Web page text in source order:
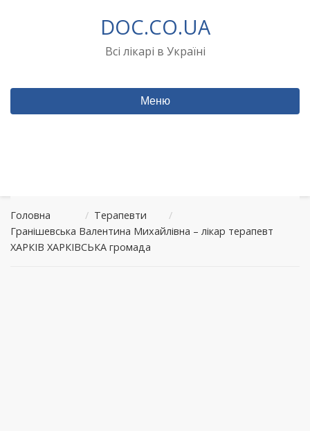
DOC.CO.UA
Всі лікарі в Україні
Меню
Головна / Терапевти
/
Гранішевська Валентина Михайлівна – лікар терапевт
ХАРКІВ ХАРКІВСЬКА громада